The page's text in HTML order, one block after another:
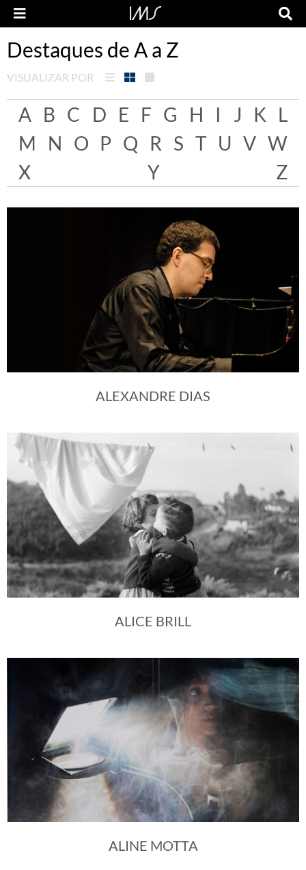
Destaques de A a Z
VISUALIZAR POR
A B C D E F G H I J K L
M
N O P Q R S T U V W
X
Y Z
ALEXANDRE DIAS
ALICE BRILL
ALINE MOTTA